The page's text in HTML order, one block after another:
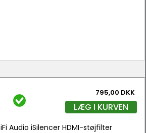
795,00 DKK
LÆG I KURVEN
iFi Audio iSilencer HDMI-støjfilter